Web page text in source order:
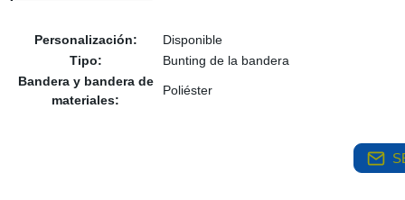
Personalización:
Disponible
Tipo:
Bunting de la bandera
Bandera y bandera de
materiales:
Poliéster